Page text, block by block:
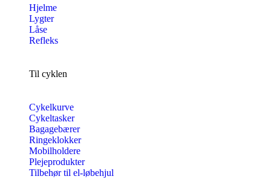
Hjelme
Lygter
Låse
Refleks
Til cyklen
Cykelkurve
Cykeltasker
Bagagebærer
Ringeklokker
Mobilholdere
Plejeprodukter
Tilbehør til el-løbehjul